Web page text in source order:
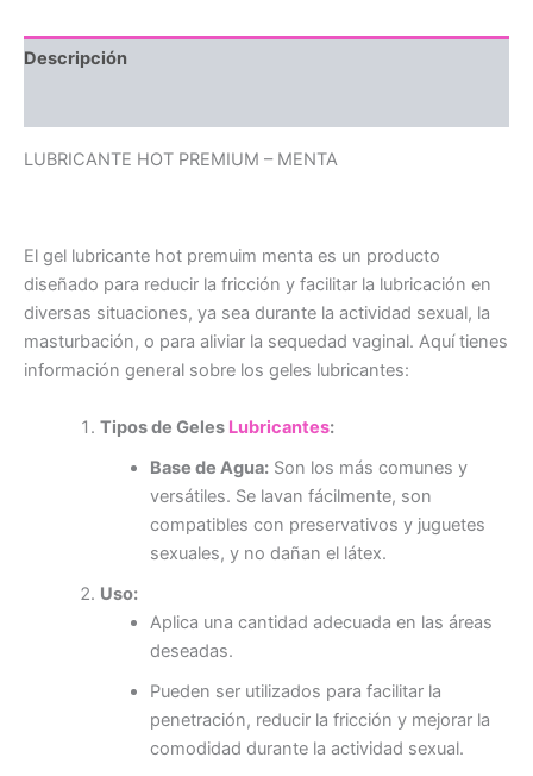
Descripción
LUBRICANTE HOT PREMIUM – MENTA
El gel lubricante hot premuim menta es un producto
diseñado para reducir la fricción y facilitar la lubricación en
diversas situaciones, ya sea durante la actividad sexual, la
masturbación, o para aliviar la sequedad vaginal. Aquí tienes
información general sobre los geles lubricantes:
Tipos de Geles Lubricantes:
Base de Agua:Son los más comunes y
versátiles. Se lavan fácilmente, son
compatibles con preservativos y juguetes
sexuales, y no dañan el látex.
Uso:
Aplica una cantidad adecuada en las áreas
deseadas.
Pueden ser utilizados para facilitar la
penetración, reducir la fricción y mejorar la
comodidad durante la actividad sexual.